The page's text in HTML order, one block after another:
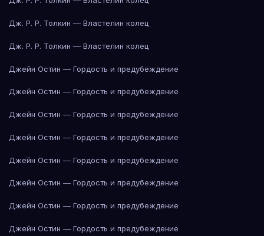
Дж. Р. Р. Толкин — Властелин колец
Дж. Р. Р. Толкин — Властелин колец
Джейн Остин — Гордость и предубеждение
Джейн Остин — Гордость и предубеждение
Джейн Остин — Гордость и предубеждение
Джейн Остин — Гордость и предубеждение
Джейн Остин — Гордость и предубеждение
Джейн Остин — Гордость и предубеждение
Джейн Остин — Гордость и предубеждение
Джейн Остин — Гордость и предубеждение